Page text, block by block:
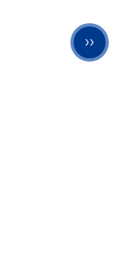
››